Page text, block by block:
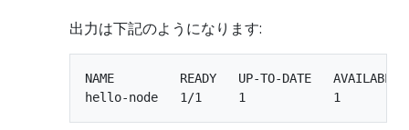
出力は下記のようになります:
NAME         READY   UP-TO-DATE   AVAILABLE